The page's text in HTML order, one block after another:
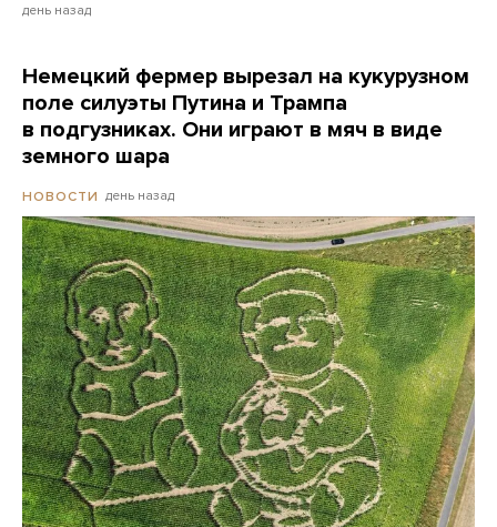
день назад
Немецкий фермер вырезал на кукурузном
поле силуэты Путина и Трампа
в подгузниках. Они играют в мяч в виде
земного шара
НОВОСТИ день назад